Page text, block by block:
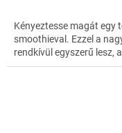
Kényeztesse magát egy
smoothieval. Ezzel a
rendkívül egyszerű lesz,